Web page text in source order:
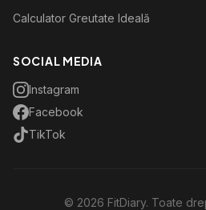
Calculator Greutate Ideală
SOCIAL MEDIA
Instagram
Facebook
TikTok
© 2026 FitDiary. Toate